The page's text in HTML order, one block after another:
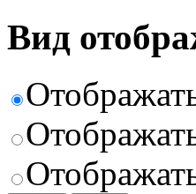
Вид